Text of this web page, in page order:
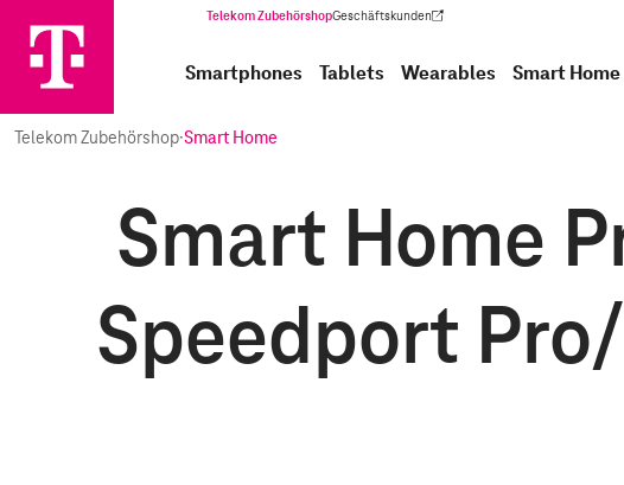
Telekom ZubehörshopGeschäftskunden
(Wird in einem neuen Tab geöffnet)
Smartphones Tablets Wearables Smart Home
Telekom Zubehörshop·Smart Home
Smart Home
Speedport